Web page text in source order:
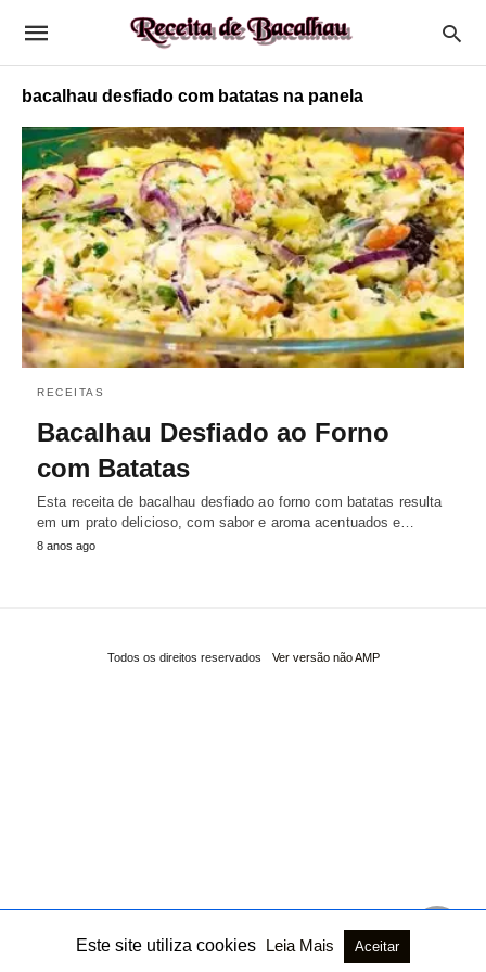
bacalhau desfiado com batatas na panela
RECEITAS
Bacalhau Desfiado ao Forno
com Batatas
Esta receita de bacalhau desfiado ao forno com batatas resulta
em um prato delicioso, com sabor e aroma acentuados e…
8 anos ago
Todos os direitos reservados Ver versão não AMP
Este site utiliza cookies Leia Mais Aceitar